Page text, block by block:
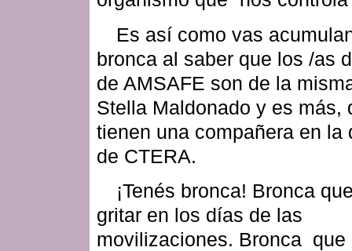
Es así como vas
bronca al saber que los /as
de AMSAFE son de la
Stella Maldonado y es más,
tienen una compañera en la
de CTERA.
¡Tenés bronca! Bronca
gritar en los días de las
movilizaciones. Bronca que